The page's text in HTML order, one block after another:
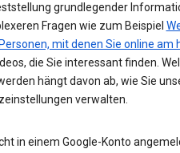
grundlegender
Fragen wie zum Beispiel
Personen, mit denen Sie online am
die Sie interessant finden.
hängt davon ab, wie Sie
verwalten.
in einem Google-Konto